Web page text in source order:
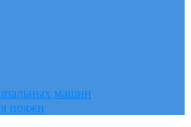
машин
пряжи